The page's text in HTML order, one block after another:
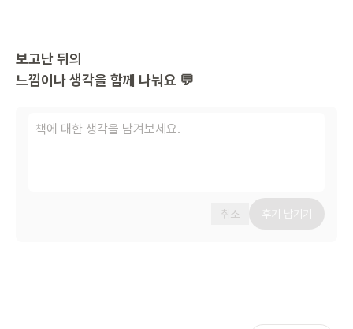
보고난 뒤의
느낌이나 생각을 함께 나눠요 💬
취소 후기 남기기